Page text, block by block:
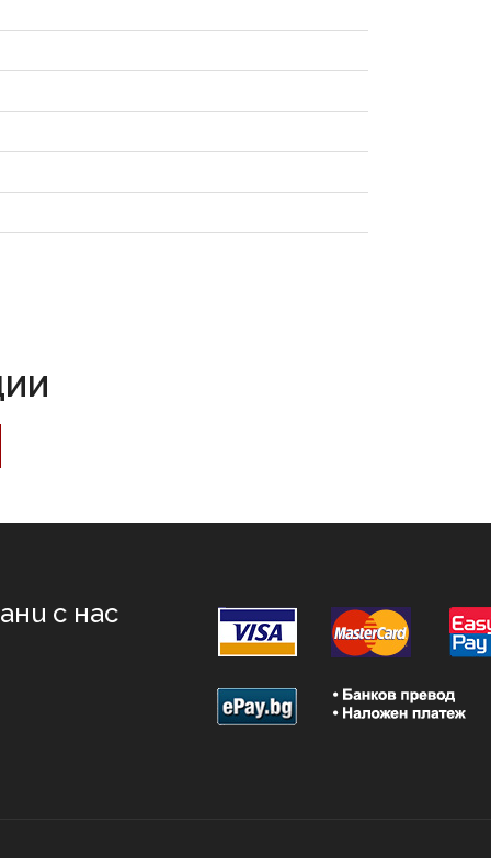
с нас